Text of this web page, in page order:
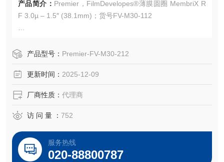
产品简介： Premier，FilmDevelopes®薄膜圆圈 MembriX R
F 3.0µ – 1.5″ (38.1mm)；货号FV-M30-112
8.1mm)；货号FV-M30-112
品牌：美国Premier Lab (*）
起订量：1盒以上。
产品型号： Premier-FV-M30-212
更新时间： 2025-12-09
厂商性质： 代理商
访 问 量 ： 752
服务热线
020-88800787